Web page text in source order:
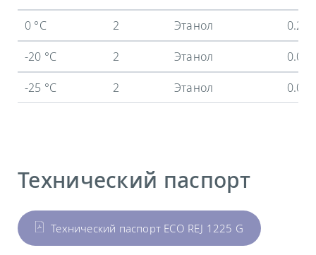
0 °C
2 Этанол
0.24
-20 °C
2 Этанол
0.09
-25 °C
2 Этанол 0.04
Технический паспорт
Технический паспорт ECO REJ 1225 G